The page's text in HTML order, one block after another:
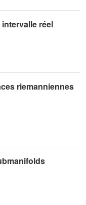
réel
riemanniennes